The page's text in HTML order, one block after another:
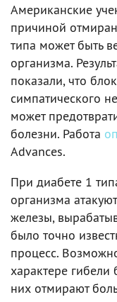
Американские
причиной
типа может быть
организма.
показали, что
симпатического
может
болезни. Работа
Advances.
При диабете 1
организма
железы,
было точно
процесс.
характере гибели
них отмирают